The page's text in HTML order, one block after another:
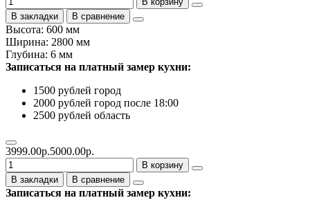
В закладки
В сравнение
Высота: 600 мм
Ширина: 2800 мм
Глубина: 6 мм
Записаться на платный замер кухни:
1500 рублей город
2000 рублей город после 18:00
2500 рублей область
3999.00р.5000.00р.
В корзину
В закладки
В сравнение
Записаться на платный замер кухни: